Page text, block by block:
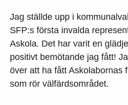
Jag ställde upp i
SFP:s första invalda
Askola. Det har varit en
positivt bemötande jag fått!
över att ha fått Askolabornas
som rör välfärdsområdet.